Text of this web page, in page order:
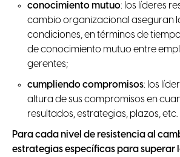
conocimiento mutuo: los líderes
cambio organizacional aseguran
condiciones, en términos de
de conocimiento mutuo entre
gerentes;
cumpliendo compromisos: los
altura de sus compromisos en
resultados, estrategias, plazos, etc.
Para cada nivel de resistencia al
estrategias específicas para superar